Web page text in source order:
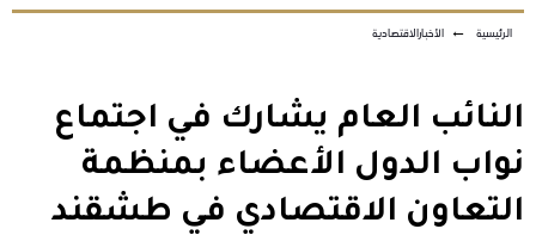
الرئيسية ← الأخبارالاقتصادية
النائب العام يشارك في اجتماع
نواب الدول الأعضاء بمنظمة
التعاون الاقتصادي في طشقند